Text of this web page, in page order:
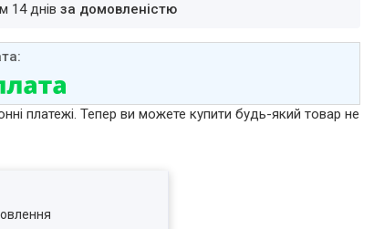
14 днівза домовленістю
платежі. Тепер ви можете купити будь-який товар не